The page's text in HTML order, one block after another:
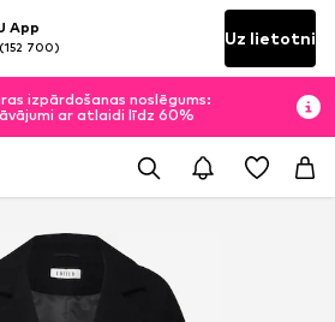
App
(152 700) Uz lietotni
izpārdošanas noslēgums:
ar atlaidi līdz 60%